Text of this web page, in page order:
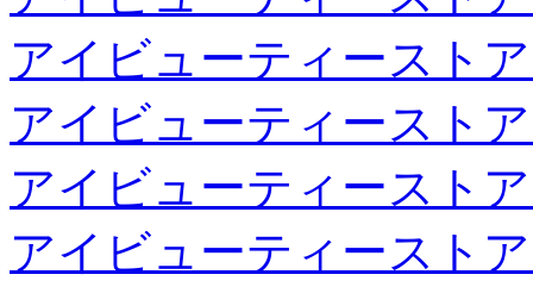
アイビューティースト
アイビューティースト
アイビューティースト
アイビューティースト